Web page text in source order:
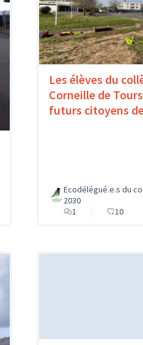
Les élèves du
Corneille de
futurs citoyens
Ecodélégué.e.s du
2030
1
10